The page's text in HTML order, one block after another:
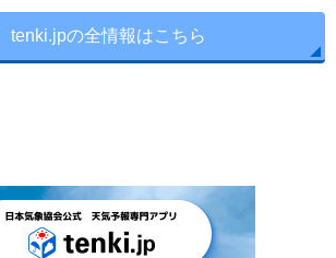
tenki.jpの全情報はこちら